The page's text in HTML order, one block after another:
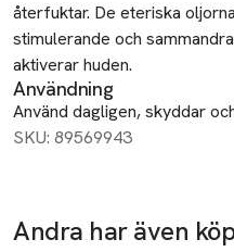
återfuktar. De eteriska
stimulerande och
aktiverar huden.
Användning
Använd dagligen, skyddar
SKU: 89569943
Andra har även